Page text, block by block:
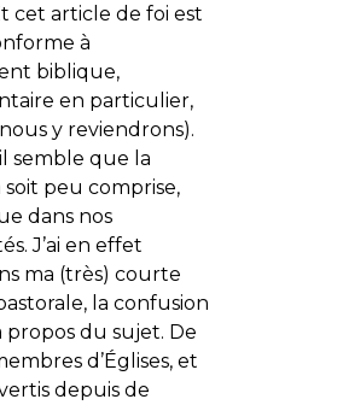
cet article de foi est
à
biblique,
en particulier,
y reviendrons).
semble que la
peu comprise,
dans nos
J’ai en effet
ma (très) courte
la confusion
du sujet. De
d’Églises, et
depuis de